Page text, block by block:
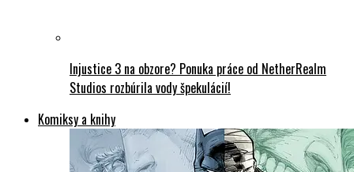
Injustice 3 na obzore? Ponuka práce od NetherRealm
Studios rozbúrila vody špekulácií!
Komiksy a knihy